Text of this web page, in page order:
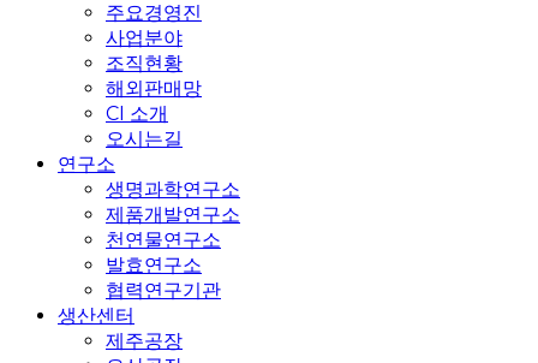
주요경영진
사업분야
조직현황
해외판매망
CI 소개
오시는길
연구소
생명과학연구소
제품개발연구소
천연물연구소
발효연구소
협력연구기관
생산센터
제주공장